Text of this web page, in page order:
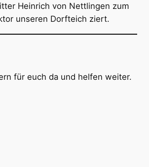
Heinrich von Nettlingen zum
unseren Dorfteich ziert.
für euch da und helfen weiter.